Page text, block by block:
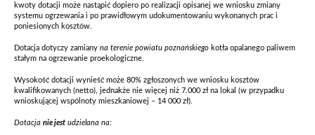
kwoty dotacji może nastąpić dopiero po realizacji opisanej we wniosku zmiany
systemu ogrzewania i po prawidłowym udokumentowaniu wykonanych prac i
poniesionych kosztów.
Dotacja dotyczy zamiany na terenie powiatu poznańskiego kotła opalanego paliwem
stałym na ogrzewanie proekologiczne.
Wysokość dotacji wynieść może 80% zgłoszonych we wniosku kosztów
kwalifikowanych (netto), jednakże nie więcej niż 7.000 zł na lokal (w przypadku
wnioskującej wspólnoty mieszkaniowej – 14 000 zł).
Dotacja nie jest udzielana na: